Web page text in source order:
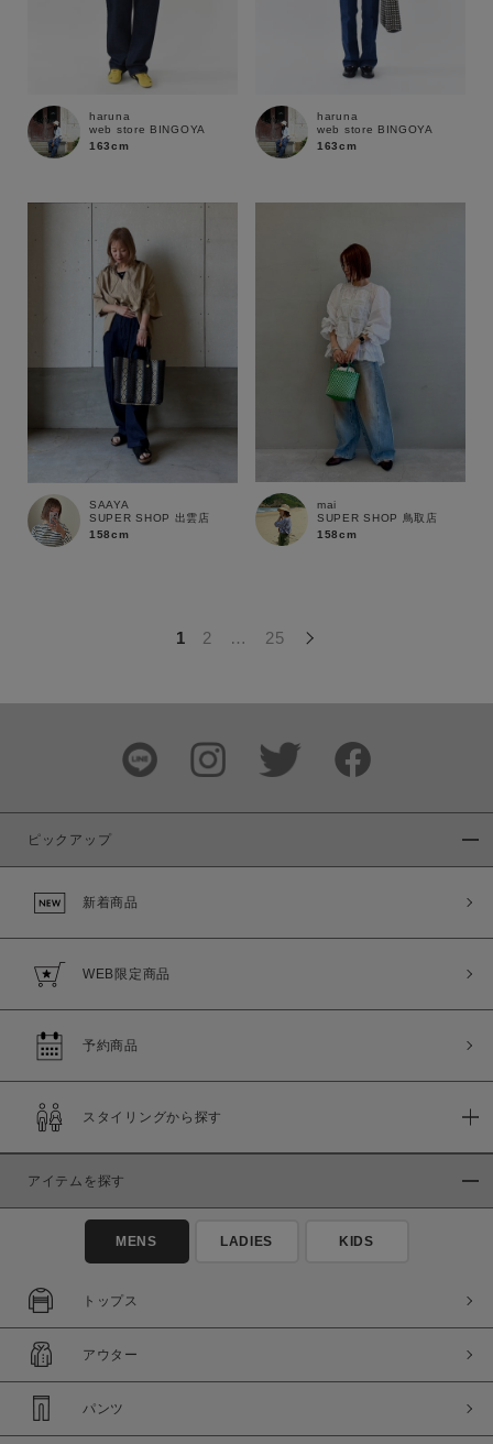
この条件で絞り込む
haruna
web store BINGOYA
163cm
haruna
web store BINGOYA
163cm
SAAYA
SUPER SHOP 出雲店
158cm
mai
SUPER SHOP 鳥取店
158cm
1 2 … 25
ピックアップ
新着商品
WEB限定商品
予約商品
スタイリングから探す
アイテムを探す
MENS LADIES KIDS
トップス
アウター
パンツ